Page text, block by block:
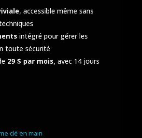
, accessible même sans
intégré pour gérer les
toute sécurité
29 $ par mois, avec 14 jours
clé en main